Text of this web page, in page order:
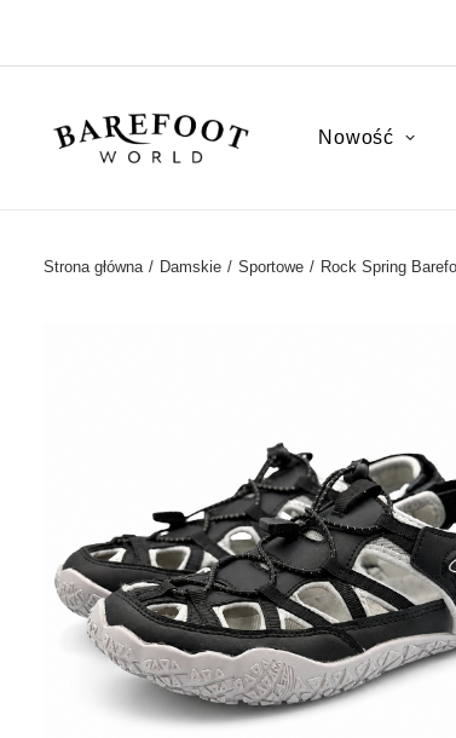
Nowość
Strona główna Damskie Sportowe Rock Spring